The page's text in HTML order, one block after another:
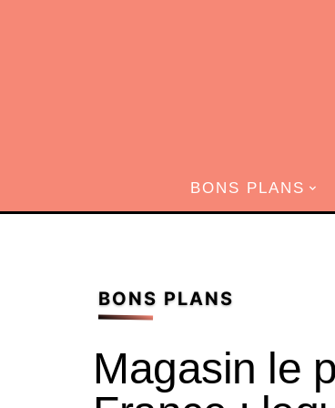
BONS PLANS
BONS PLANS
Magasin le